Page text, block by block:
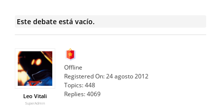
Este debate está vacío.
Leo Vitali
SuperAdmin
Offline
Registered On:24 agosto 2012
Topics:448
Replies:4069